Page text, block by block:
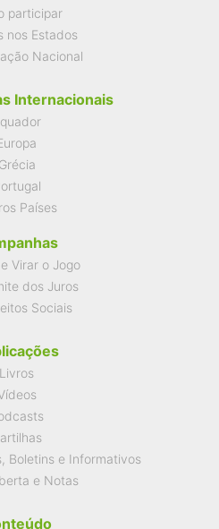
participar
nos Estados
Nacional
Internacionais
Grécia
Países
Virar o Jogo
dos Juros
Sociais
Livros
Boletins e Informativos
e Notas